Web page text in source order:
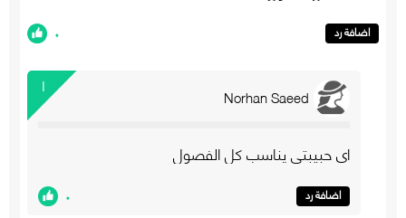
اضافة رد ٠
١ Norhan Saeed
اي حبيبتي يناسب كل الفصول
اضافة رد ٠